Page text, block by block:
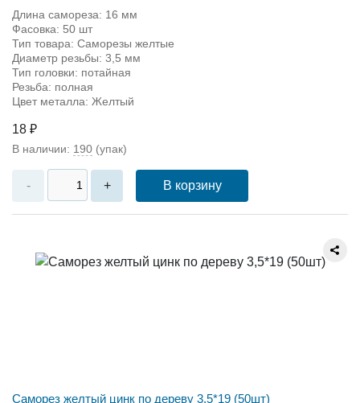
Длина самореза: 16 мм
Фасовка: 50 шт
Тип товара: Саморезы желтые
Диаметр резьбы: 3,5 мм
Тип головки: потайная
Резьба: полная
Цвет металла: Желтый
18 ₽
В наличии: 190 (упак)
- + В корзину
Саморез желтый цинк по дереву 3,5*19 (50шт)